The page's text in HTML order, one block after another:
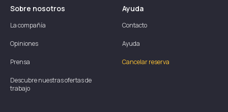
Sobre nosotros
La compañía
Opiniones
Prensa
Descubre nuestras ofertas de
trabajo
Ayuda
Contacto
Ayuda
Cancelar reserva